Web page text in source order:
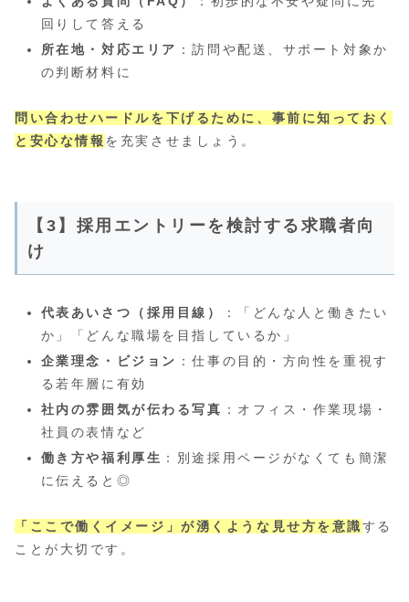
回りして答える
所在地・対応エリア ：訪問や配送、サポート対象か
の判断材料に
問い合わせハードルを下げるために、事前に知っておく
と安心な情報 を充実させましょう。
【3】採用エントリーを検討する求職者向
け
代表あいさつ（採用目線）
：「どんな人と働きたい
か」「どんな職場を目指しているか」
企業理念・ビジョン ：仕事の目的・方向性を重視す
る若年層に有効
社内の雰囲気が伝わる写真 ：オフィス・作業現場・
社員の表情など
働き方や福利厚生 ：別途採用ページがなくても簡潔
に伝えると◎
「ここで働くイメージ」が湧くような見せ方を意識する
ことが大切です。